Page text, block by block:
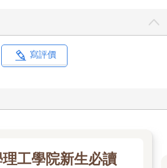
過，但卻被劉裕輕鬆剷除。別的開國皇
，才讓疑心發作，然後把開國功臣除
道鄰是劉裕的弟弟，就會跟劉裕一樣有
的人品很差，是一個「性愚鄙而貪縱」
當揚州刺史，劉裕的母親就對劉裕說：
寫評價
工學院新生必讀